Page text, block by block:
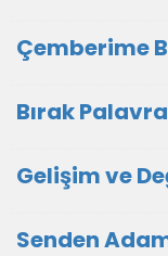
Çemberime
Bırak
Gelişim ve
Senden